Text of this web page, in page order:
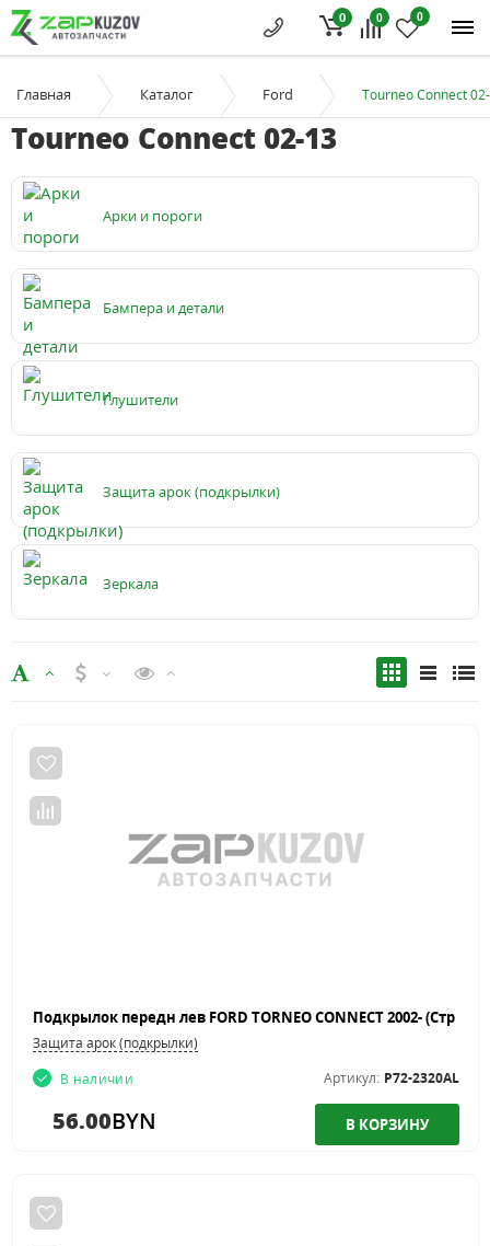
0 0
0
Главная Каталог Ford Tourneo Connect
Tourneo Connect 02-13
Арки и пороги
Бампера и детали
Глушители
Защита арок (подкрылки)
Зеркала
Защита арок (подкрылки)
В наличии
Артикул: P72-2320AL
56.00BYN